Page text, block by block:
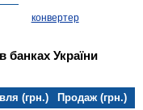
конвертер
банках України
(грн.)
Продаж (грн.)